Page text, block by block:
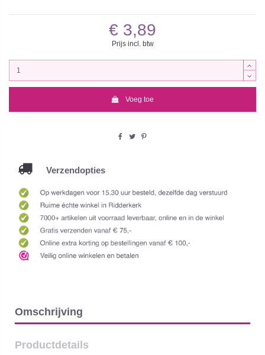
€ 3,89
Prijs incl. btw
Voeg toe
Verzendopties
Omschrijving
Productdetails